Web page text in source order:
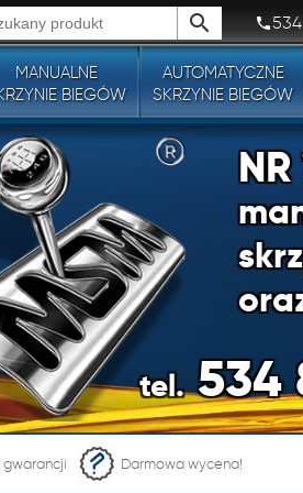
typy produktów!
MANUALNE
BIEGÓW
AUTOMATYCZNE
SKRZYNIE BIEGÓW
tel.534
gwarancji Darmowa wycena!